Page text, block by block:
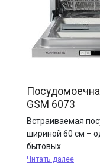
GSM 6073
Встраиваемая
шириной 60 см –
бытовых
Читать далее